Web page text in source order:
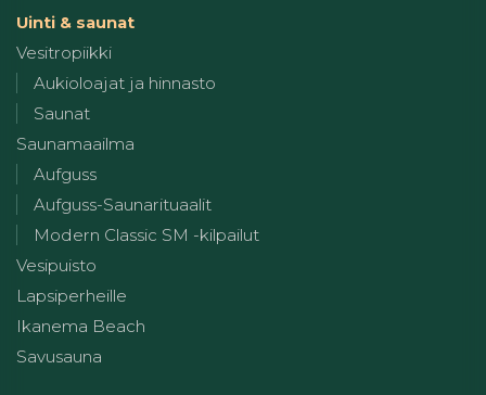
Uinti & saunat
Vesitropiikki
Aukioloajat ja hinnasto
Saunat
Saunamaailma
Aufguss
Aufguss-Saunarituaalit
Modern Classic SM -kilpailut
Vesipuisto
Lapsiperheille
Ikanema Beach
Savusauna